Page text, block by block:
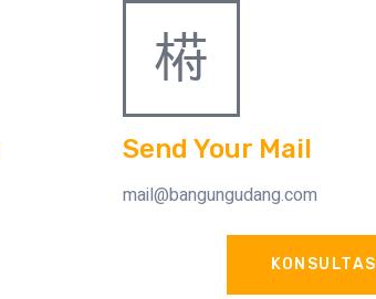
Send Your Mail
mail@bangungudang.com
KONSULTASI